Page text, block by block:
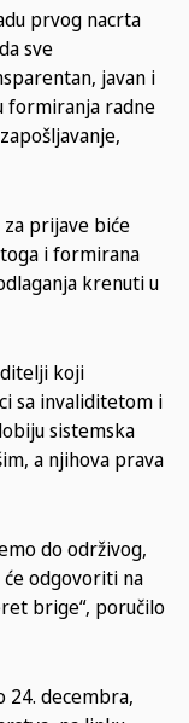
prvog nacrta
sve
javan i
formiranja radne
za prijave biće
i formirana
krenuti u
koji
sa invaliditetom i
sistemska
a njihova prava
do održivog,
odgovoriti na
brige“, poručilo
24. decembra,